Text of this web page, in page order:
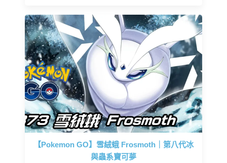
【Pokemon GO】雪絨蛾 Frosmoth｜第八代冰
與蟲系寶可夢